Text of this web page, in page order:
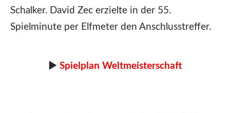
Schalker. David Zec erzielte in der 55.
Spielminute per Elfmeter den Anschlusstreffer.
► Spielplan Weltmeisterschaft